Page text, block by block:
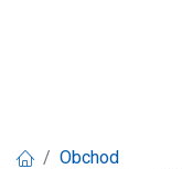
Obchod